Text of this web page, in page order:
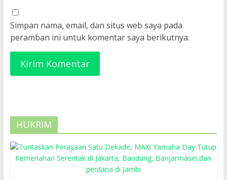
Simpan nama, email, dan situs web saya pada
peramban ini untuk komentar saya berikutnya.
HUKRIM